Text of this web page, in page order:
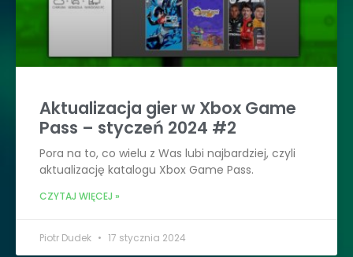
Aktualizacja gier w Xbox Game
Pass – styczeń 2024 #2
Pora na to, co wielu z Was lubi najbardziej, czyli
aktualizację katalogu Xbox Game Pass.
CZYTAJ WIĘCEJ »
Piotr Dudek 17 stycznia 2024